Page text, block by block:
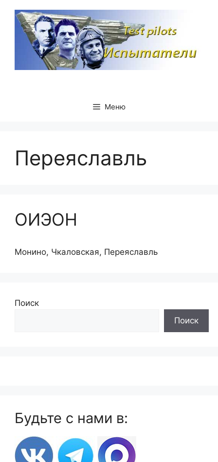
содержимому
Меню
Переяславль
ОИЭОН
Монино, Чкаловская, Переяславль
Поиск
Поиск
Будьте с нами в: